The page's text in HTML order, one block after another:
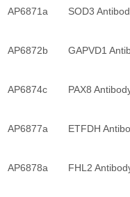
AP6871a SOD3
AP6872b GAPVD1
AP6874c PAX8
AP6877a ETFDH
AP6878a FHL2